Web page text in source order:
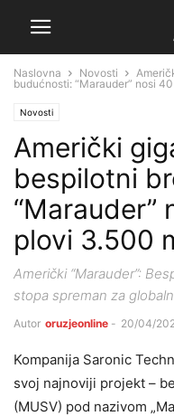
Naslovna Novosti
budućnosti: “Marauder” nosi
Novosti
Američki
bespilotni
“Marauder”
plovi 3.500
Američki “Marauder”:
stopa spreman za
Autor oruzjeonline - 20/04/
Kompanija Saronic
svoj najnoviji projekt –
(MUSV) pod nazivom